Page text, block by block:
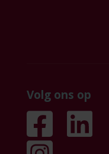
Volg ons op